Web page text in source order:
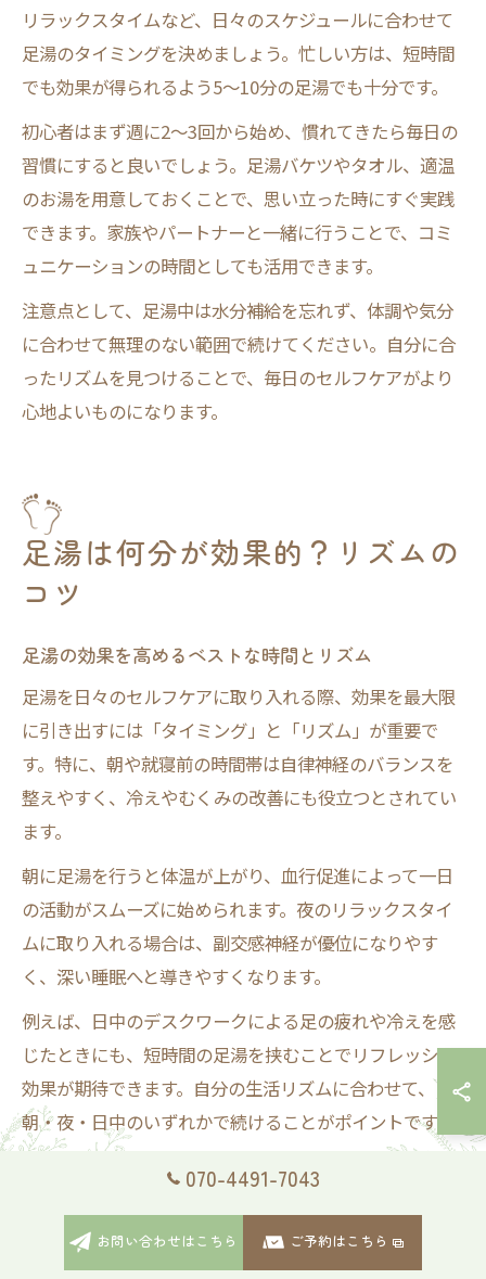
リラックスタイムなど、日々のスケジュールに合わせて
足湯のタイミングを決めましょう。忙しい方は、短時間
でも効果が得られるよう5〜10分の足湯でも十分です。
初心者はまず週に2〜3回から始め、慣れてきたら毎日の
習慣にすると良いでしょう。足湯バケツやタオル、適温
のお湯を用意しておくことで、思い立った時にすぐ実践
できます。家族やパートナーと一緒に行うことで、コミ
ュニケーションの時間としても活用できます。
注意点として、足湯中は水分補給を忘れず、体調や気分
に合わせて無理のない範囲で続けてください。自分に合
ったリズムを見つけることで、毎日のセルフケアがより
心地よいものになります。
足湯は何分が効果的？リズムの
コツ
足湯の効果を高めるベストな時間とリズム
足湯を日々のセルフケアに取り入れる際、効果を最大限
に引き出すには「タイミング」と「リズム」が重要で
す。特に、朝や就寝前の時間帯は自律神経のバランスを
整えやすく、冷えやむくみの改善にも役立つとされてい
ます。
朝に足湯を行うと体温が上がり、血行促進によって一日
の活動がスムーズに始められます。夜のリラックスタイ
ムに取り入れる場合は、副交感神経が優位になりやす
く、深い睡眠へと導きやすくなります。
例えば、日中のデスクワークによる足の疲れや冷えを感
じたときにも、短時間の足湯を挟むことでリフレッシュ
効果が期待できます。自分の生活リズムに合わせて、
朝・夜・日中のいずれかで続けることがポイントです。
足湯何分が理想？効果を感じる時間設定
足湯の理想的な時間は「15分前後」とされており、これ
は血行促進やリラックス効果がしっかり得られる目安で
070-4491-7043
お問い合わせはこちら ご予約はこちら